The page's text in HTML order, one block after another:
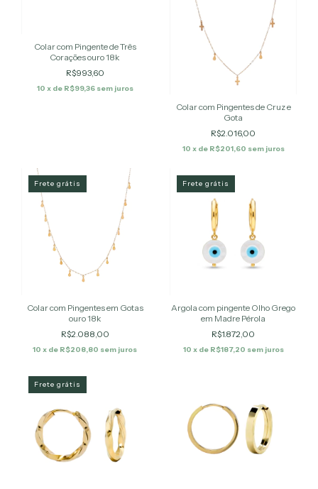
Colar com Pingente de Três
Corações ouro 18k
R$993,60
10 x de R$99,36 sem juros
Colar com Pingentes de Cruz e
Gota
R$2.016,00
10 x de R$201,60 sem juros
Frete grátis
Colar com Pingentes em Gotas
ouro 18k
R$2.088,00
10 x de R$208,80 sem juros
Frete grátis
Argola com pingente Olho Grego
em Madre Pérola
R$1.872,00
10 x de R$187,20 sem juros
Frete grátis